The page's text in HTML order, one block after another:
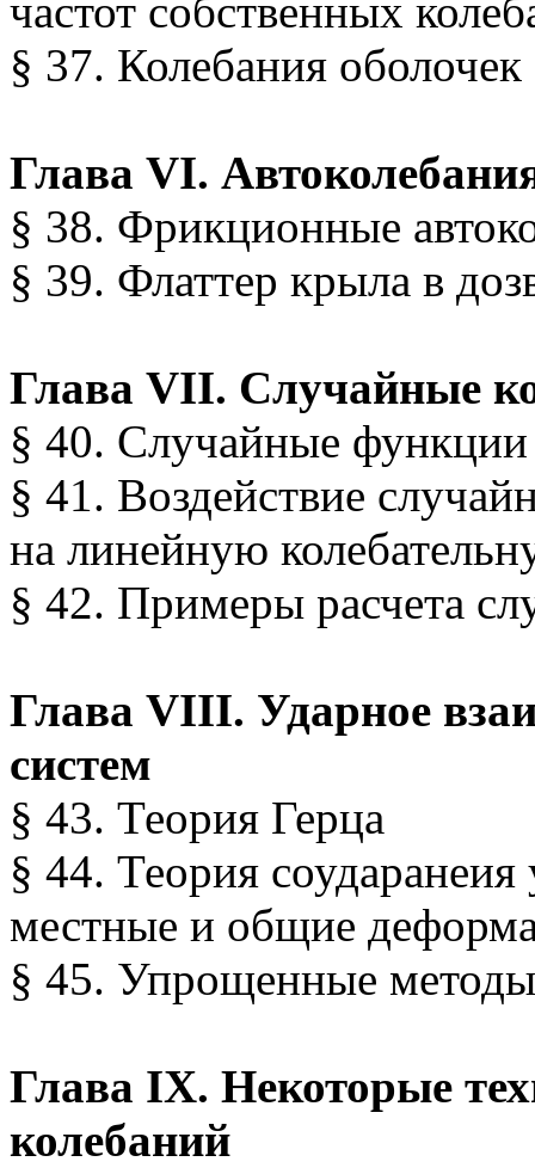
частот собственных
§ 37. Колебания оболочек
Глава VI.
§ 38. Фрикционные
§ 39. Флаттер крыла в
Глава VII. Случайные
§ 40. Случайные функции
§ 41. Воздействие
на линейную
§ 42. Примеры расчета
Глава VIII. Ударное
систем
§ 43. Теория Герца
§ 44. Теория
местные и общие
§ 45. Упрощенные методы
Глава IX. Некоторые
колебаний